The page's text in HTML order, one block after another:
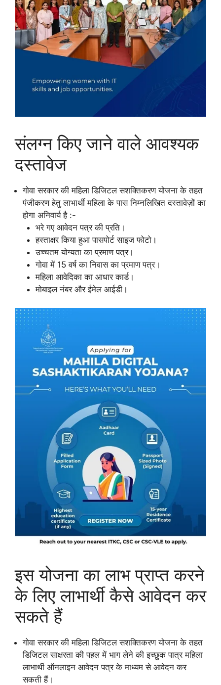
संलग्न किए जाने वाले आवश्यक
दस्तावेज
गोवा सरकार की महिला डिजिटल सशक्तिकरण योजना के तहत
पंजीकरण हेतु लाभार्थी महिला के पास निम्नलिखित दस्तावेज़ों का
होगा अनिवार्य है :-
भरे गए आवेदन पत्र की प्रति।
हस्ताक्षर किया हुआ पासपोर्ट साइज फोटो।
उच्चतम योग्यता का प्रमाण पत्र।
गोवा में 15 वर्ष का निवास का प्रमाण पत्र।
महिला आवेदिका का आधार कार्ड।
मोबाइल नंबर और ईमेल आईडी।
इस योजना का लाभ प्राप्त करने
के लिए लाभार्थी कैसे आवेदन कर
सकते हैं
गोवा सरकार की महिला डिजिटल सशक्तिकरण योजना के तहत
डिजिटल साक्षरता की पहल में भाग लेने की इच्छुक पात्र महिला
लाभार्थी ऑनलाइन आवेदन पत्र के माध्यम से आवेदन कर
सकती हैं।